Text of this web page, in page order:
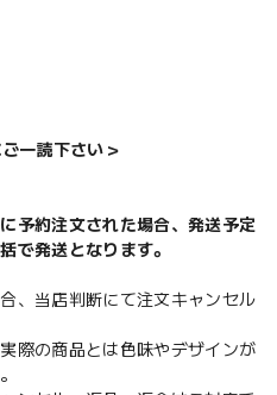
一読下さい＞
予約注文された場合、発送予定
で発送となります。
、当店判断にて注文キャンセル
際の商品とは色味やデザインが